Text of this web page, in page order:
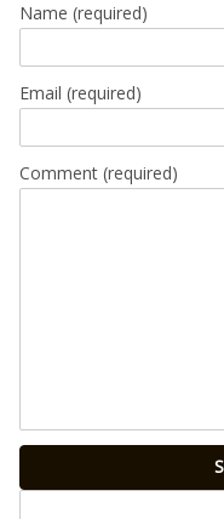
Name (required)
Email (required)
Comment (required)